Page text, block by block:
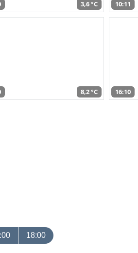
3,6 °C 10:11
8,2 °C 16:10
18:00